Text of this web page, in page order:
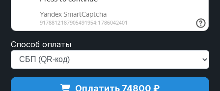
Способ оплаты
Оплатить 74800 ₽